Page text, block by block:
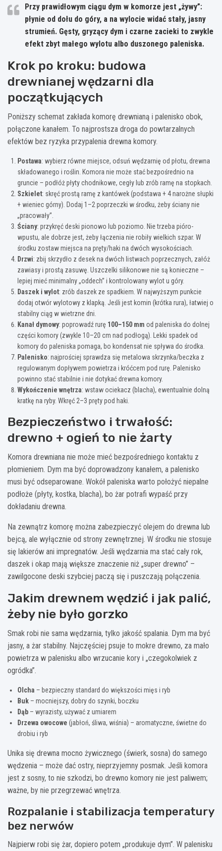
Przy prawidłowym ciągu dym w komorze jest „żywy”:
płynie od dołu do góry, a na wylocie widać stały, jasny
strumień. Gęsty, gryzący dym i czarne zacieki to zwykle
efekt zbyt małego wylotu albo duszonego paleniska.
Krok po kroku: budowa
drewnianej wędzarni dla
początkujących
Poniższy schemat zakłada komorę drewnianą i palenisko obok,
połączone kanałem. To najprostsza droga do powtarzalnych
efektów bez ryzyka przypalenia drewna komory.
Postawa: wybierz równe miejsce, odsuń wędzarnię od płotu, drewna
składowanego i roślin. Komora nie może stać bezpośrednio na
gruncie – podłóż płyty chodnikowe, cegły lub zrób ramę na stopkach.
Szkielet: skręć prostą ramę z kantówek (podstawa + 4 narożne słupki
+ wieniec górny). Dodaj 1–2 poprzeczki w środku, żeby ściany nie
„pracowały”.
Ściany: przykręć deski pionowo lub poziomo. Nie trzeba pióro-
wpustu, ale dobrze jest, żeby łączenia nie robiły wielkich szpar. W
środku zostaw miejsca na pręty/haki na dwóch wysokościach.
Drzwi: zbij skrzydło z desek na dwóch listwach poprzecznych, załóż
zawiasy i prostą zasuwę. Uszczelki silikonowe nie są konieczne –
lepiej mieć minimalny „oddech” i kontrolowany wylot u góry.
Daszek i wylot: zrób daszek ze spadkiem. W najwyższym punkcie
dodaj otwór wylotowy z klapką. Jeśli jest komin (krótka rura), łatwiej o
stabilny ciąg w wietrzne dni.
Kanał dymowy: poprowadź rurę 100–150 mm od paleniska do dolnej
części komory (zwykle 10–20 cm nad podłogą). Lekki spadek od
komory do paleniska pomaga, bo kondensat nie spływa do środka.
Palenisko: najprościej sprawdza się metalowa skrzynka/beczka z
regulowanym dopływem powietrza i króćcem pod rurę. Palenisko
powinno stać stabilnie i nie dotykać drewna komory.
Wykończenie wnętrza: wstaw ociekacz (blacha), ewentualnie dolną
kratkę na ryby. Wkręć 2–3 pręty pod haki.
Bezpieczeństwo i trwałość:
drewno + ogień to nie żarty
Komora drewniana nie może mieć bezpośredniego kontaktu z
płomieniem. Dym ma być doprowadzony kanałem, a palenisko
musi być odseparowane. Wokół paleniska warto położyć niepalne
podłoże (płyty, kostka, blacha), bo żar potrafi wypaść przy
dokładaniu drewna.
Na zewnątrz komorę można zabezpieczyć olejem do drewna lub
bejcą, ale wyłącznie od strony zewnętrznej. W środku nie stosuje
się lakierów ani impregnatów. Jeśli wędzarnia ma stać cały rok,
daszek i okap mają większe znaczenie niż „super drewno” –
zawilgocone deski szybciej paczą się i puszczają połączenia.
Jakim drewnem wędzić i jak palić,
żeby nie było gorzko
Smak robi nie sama wędzarnia, tylko jakość spalania. Dym ma być
jasny, a żar stabilny. Najczęściej psuje to mokre drewno, za mało
powietrza w palenisku albo wrzucanie kory i „czegokolwiek z
ogródka”.
Olcha – bezpieczny standard do większości mięs i ryb
Buk – mocniejszy, dobry do szynki, boczku
Dąb – wyrazisty, używać z umiarem
Drzewa owocowe (jabłoń, śliwa, wiśnia) – aromatyczne, świetne do
drobiu i ryb
Unika się drewna mocno żywicznego (świerk, sosna) do samego
wędzenia – może dać ostry, nieprzyjemny posmak. Jeśli komora
jest z sosny, to nie szkodzi, bo drewno komory nie jest paliwem;
ważne, by nie przegrzewać wnętrza.
Rozpalanie i stabilizacja temperatury
bez nerwów
Najpierw robi się żar, dopiero potem „produkuje dym”. W palenisku